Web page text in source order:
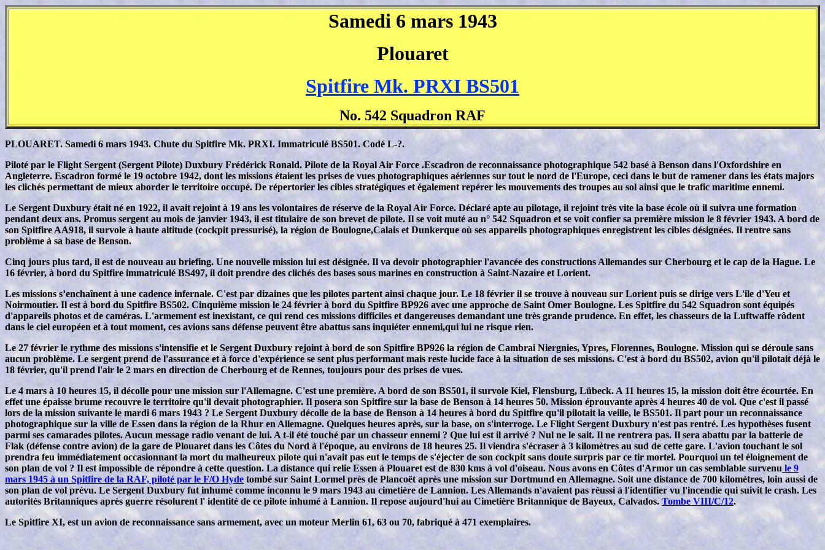
Samedi 6 mars 1943
Plouaret
Spitfire Mk. PRXI BS501
No. 542 Squadron RAF
PLOUARET. Samedi 6 mars 1943. Chute du Spitfire Mk. PRXI. Immatriculé BS501. Codé L-?.
Piloté par le Flight Sergent (Sergent Pilote) Duxbury Frédérick Ronald. Pilote de la Royal Air Force .Escadron de reconnaissance photographique 542 basé à Benson dans l'Oxfordshire en
Angleterre. Escadron formé le 19 octobre 1942, dont les missions étaient les prises de vues photographiques aériennes sur tout le nord de l'Europe, ceci dans le but de ramener dans les états majors
les clichés permettant de mieux aborder le territoire occupé. De répertorier les cibles stratégiques et également repérer les mouvements des troupes au sol ainsi que le trafic maritime ennemi.
Le Sergent Duxbury était né en 1922, il avait rejoint à 19 ans les volontaires de réserve de la Royal Air Force. Déclaré apte au pilotage, il rejoint très vite la base école où il suivra une formation
pendant deux ans. Promus sergent au mois de janvier 1943, il est titulaire de son brevet de pilote. Il se voit muté au n° 542 Squadron et se voit confier sa première mission le 8 février 1943. A bord de
son Spitfire AA918, il survole à haute altitude (cockpit pressurisé), la région de Boulogne,Calais et Dunkerque où ses appareils photographiques enregistrent les cibles désignées. Il rentre sans
problème à sa base de Benson.
Cinq jours plus tard, il est de nouveau au briefing. Une nouvelle mission lui est désignée. Il va devoir photographier l'avancée des constructions Allemandes sur Cherbourg et le cap de la Hague. Le
16 février, à bord du Spitfire immatriculé BS497, il doit prendre des clichés des bases sous marines en construction à Saint-Nazaire et Lorient.
Les missions s’enchaînent à une cadence infernale. C'est par dizaines que les pilotes partent ainsi chaque jour. Le 18 février il se trouve à nouveau sur Lorient puis se dirige vers L'ile d'Yeu et
Noirmoutier. Il est à bord du Spitfire BS502. Cinquième mission le 24 février à bord du Spitfire BP926 avec une approche de Saint Omer Boulogne. Les Spitfire du 542 Squadron sont équipés
d'appareils photos et de caméras. L'armement est inexistant, ce qui rend ces missions difficiles et dangereuses demandant une très grande prudence. En effet, les chasseurs de la Luftwaffe rôdent
dans le ciel européen et à tout moment, ces avions sans défense peuvent être abattus sans inquiéter ennemi,qui lui ne risque rien.
Le 27 février le rythme des missions s'intensifie et le Sergent Duxbury rejoint à bord de son Spitfire BP926 la région de Cambrai Niergnies, Ypres, Florennes, Boulogne. Mission qui se déroule sans
aucun problème. Le sergent prend de l'assurance et à force d'expérience se sent plus performant mais reste lucide face à la situation de ses missions. C'est à bord du BS502, avion qu'il pilotait déjà le
18 février, qu'il prend l'air le 2 mars en direction de Cherbourg et de Rennes, toujours pour des prises de vues.
Le 4 mars à 10 heures 15, il décolle pour une mission sur l'Allemagne. C'est une première. A bord de son BS501, il survole Kiel, Flensburg, Lübeck. A 11 heures 15, la mission doit être écourtée. En
effet une épaisse brume recouvre le territoire qu'il devait photographier. Il posera son Spitfire sur la base de Benson à 14 heures 50. Mission éprouvante après 4 heures 40 de vol. Que c'est il passé
lors de la mission suivante le mardi 6 mars 1943 ? Le Sergent Duxbury décolle de la base de Benson à 14 heures à bord du Spitfire qu'il pilotait la veille, le BS501. Il part pour un reconnaissance
photographique sur la ville de Essen dans la région de la Rhur en Allemagne. Quelques heures après, sur la base, on s'interroge. Le Flight Sergent Duxbury n'est pas rentré. Les hypothèses fusent
parmi ses camarades pilotes. Aucun message radio venant de lui. A t-il été touché par un chasseur ennemi ? Que lui est il arrivé ? Nul ne le sait. Il ne rentrera pas. Il sera abattu par la batterie de
Flak (défense contre avion) de la gare de Plouaret dans les Côtes du Nord à l'époque, au environs de 18 heures 25. Il viendra s'écraser à 3 kilomètres au sud de cette gare. L'avion touchant le sol
prendra feu immédiatement occasionnant la mort du malheureux pilote qui n'avait pas eut le temps de s'éjecter de son cockpit sans doute surpris par ce tir mortel. Pourquoi un tel éloignement de
son plan de vol ? Il est impossible de répondre à cette question. La distance qui relie Essen à Plouaret est de 830 kms à vol d'oiseau. Nous avons en Côtes d'Armor un cas semblable survenu le 9
mars 1945 à un Spitfire de la RAF, piloté par le F/O Hyde tombé sur Saint Lormel près de Plancoët après une mission sur Dortmund en Allemagne. Soit une distance de 700 kilomètres, loin aussi de
son plan de vol prévu. Le Sergent Duxbury fut inhumé comme inconnu le 9 mars 1943 au cimetière de Lannion. Les Allemands n'avaient pas réussi à l'identifier vu l'incendie qui suivit le crash. Les
autorités Britanniques après guerre résolurent l' identité de ce pilote inhumé à Lannion. Il repose aujourd'hui au Cimetière Britannique de Bayeux, Calvados. Tombe VIII/C/12.
Le Spitfire XI, est un avion de reconnaissance sans armement, avec un moteur Merlin 61, 63 ou 70, fabriqué à 471 exemplaires.